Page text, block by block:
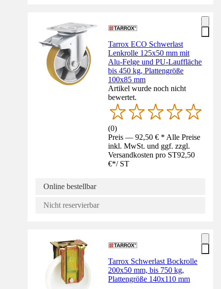
Tarrox ECO Schwerlast
Lenkrolle 125x50 mm mit
Alu-Felge und PU-Lauffläche
bis 450 kg, Plattengröße
100x85 mm
Artikel wurde noch nicht
bewertet.
(0)
Preis — 92,50 € * Alle Preise
inkl. MwSt. und ggf. zzgl.
Versandkosten pro ST92,50
€*/ ST
Online bestellbar
Nicht reservierbar
Tarrox Schwerlast Bockrolle
200x50 mm, bis 750 kg,
Plattengröße 140x110 mm